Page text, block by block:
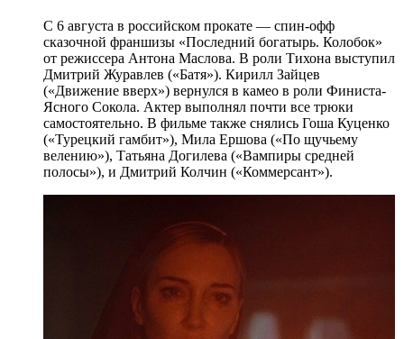
С 6 августа в российском прокате — спин-офф
сказочной франшизы «Последний богатырь. Колобок»
от режиссера Антона Маслова. В роли Тихона выступил
Дмитрий Журавлев («Батя»). Кирилл Зайцев
(«Движение вверх») вернулся в камео в роли Финиста-
Ясного Сокола. Актер выполнял почти все трюки
самостоятельно. В фильме также снялись Гоша Куценко
(«Турецкий гамбит»), Мила Ершова («По щучьему
велению»), Татьяна Догилева («Вампиры средней
полосы»), и Дмитрий Колчин («Коммерсант»).